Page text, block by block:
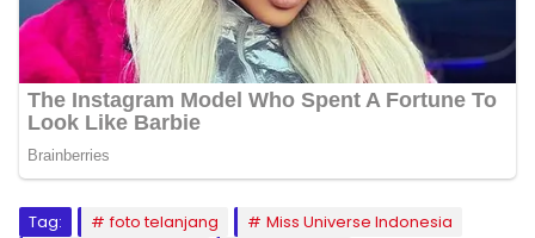
Tag: foto telanjang
Miss Universe Indonesia